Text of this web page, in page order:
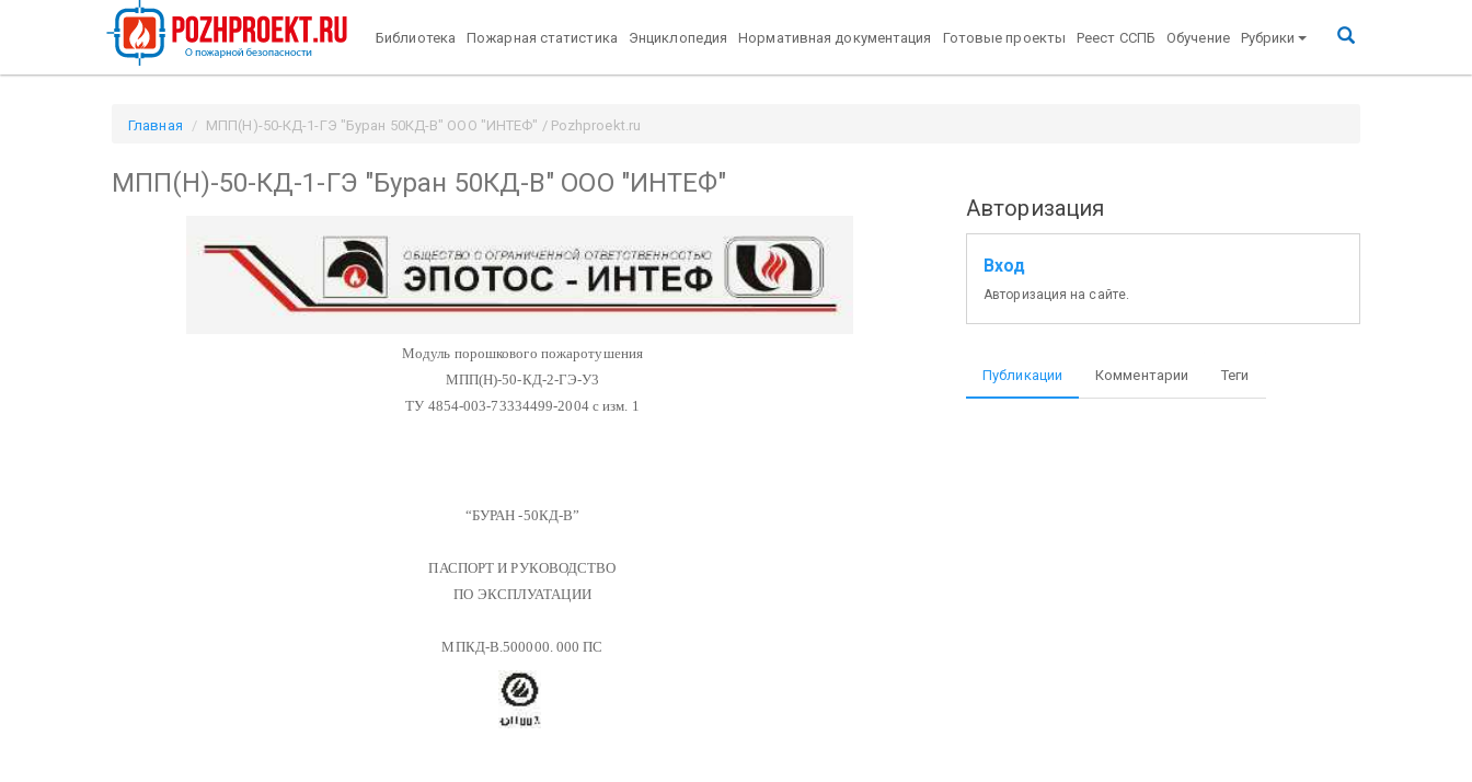
Библиотека Пожарная статистика Энциклопедия Нормативная документация Готовые проекты Реест ССПБ Обучение Рубрики
Главная МПП(Н)-50-КД-1-ГЭ "Буран 50КД-В" ООО "ИНТЕФ" / Pozhproekt.ru
МПП(Н)-50-КД-1-ГЭ "Буран 50КД-В" ООО "ИНТЕФ"
Модуль порошкового пожаротушения
МПП(Н)-50-КД-2-ГЭ-У3
ТУ 4854-003-73334499-2004 с изм. 1
“БУРАН -50КД-В”
ПАСПОРТ И РУКОВОДСТВО
ПО ЭКСПЛУАТАЦИИ
МПКД-В.500000. 000 ПС
Авторизация
Вход
Авторизация на сайте.
Публикации Комментарии Теги